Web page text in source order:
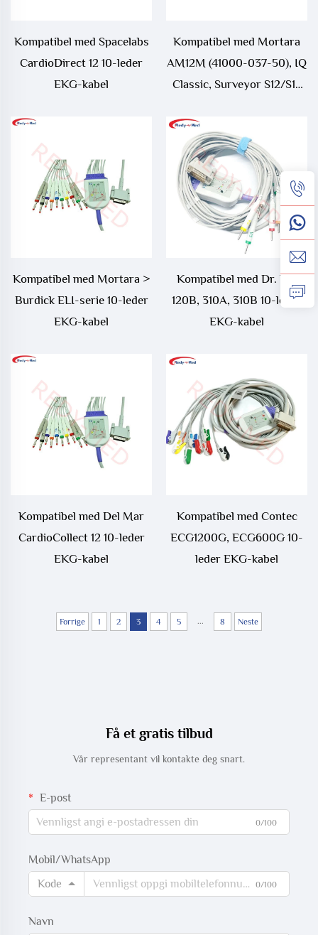
Kompatibel med Spacelabs
CardioDirect 12 10-leder
EKG-kabel
Kompatibel med Mortara
AM12M (41000-037-50), IQ
Classic, Surveyor S12/S19
Kompatibel med Mortara >
Burdick ELI-serie 10-leder
EKG-kabel
Kompatibel med Dr. Lee
120B, 310A, 310B 10-leder
EKG-kabel
Kompatibel med Del Mar
CardioCollect 12 10-leder
EKG-kabel
Kompatibel med Contec
ECG1200G, ECG600G 10-
leder EKG-kabel
Forrige 1 2 3 4 5 ... 8 Neste
Få et gratis tilbud
Vår representant vil kontakte deg snart.
E-post
0/100
Mobil/WhatsApp
Kode
0/100
Navn